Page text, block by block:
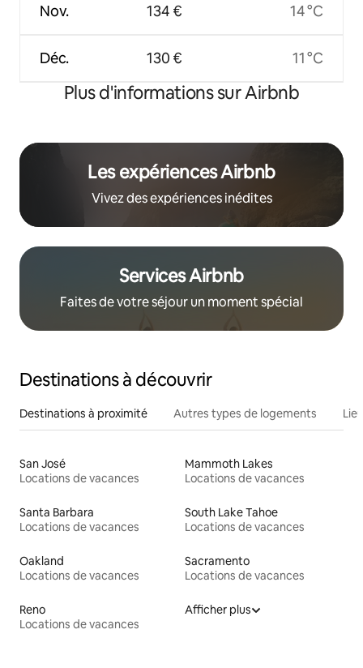
Nov.
Déc.
134 €
130 €
14 °C
11 °C
Plus d'informations sur Airbnb
Les expériences Airbnb
Vivez des expériences inédites
Services Airbnb
Faites de votre séjour un moment spécial
Destinations à découvrir
Destinations à proximité Autres types de logements
San José
Locations de vacances
Mammoth Lakes
Locations de vacances
Santa Barbara
Locations de vacances
South Lake Tahoe
Locations de vacances
Oakland
Locations de vacances
Sacramento
Locations de vacances
Reno
Locations de vacances
Afficher plus